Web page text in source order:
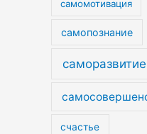
самомотивация
самопознание
саморазвитие
счастье